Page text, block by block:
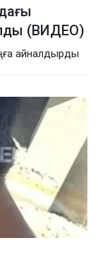
(ВИДЕО)
айналдырды